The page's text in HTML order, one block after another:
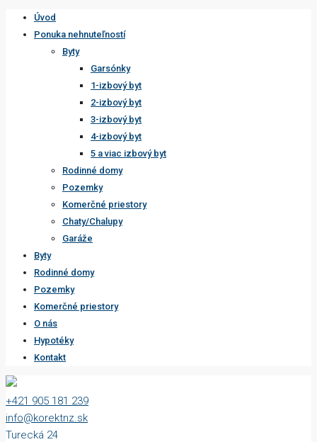
Úvod
Ponuka nehnuteľností
Byty
Garsónky
1-izbový byt
2-izbový byt
3-izbový byt
4-izbový byt
5 a viac izbový byt
Rodinné domy
Pozemky
Komerčné priestory
Chaty/Chalupy
Garáže
Byty
Rodinné domy
Pozemky
Komerčné priestory
O nás
Hypotéky
Kontakt
+421 905 181 239
info@korektnz.sk
Turecká 24